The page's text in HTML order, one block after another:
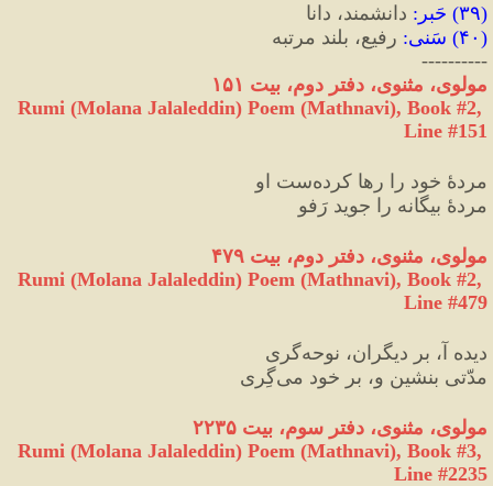
(۳۹) حَبر : دانشمند، دانا
( ۴۰) سَنی: رفیع، بلند مرتبه
----------
مولوی، مثنوی، دفتر دوم، بیت ۱۵۱
Rumi (Molana Jalaleddin) Poem (Mathnavi), Book #2,
Line #151
مردهٔ خود را رها کرده‌ست او
مردهٔ بیگانه را جوید رَفو
مولوی، مثنوی، دفتر دوم، بیت ۴۷۹
Rumi (Molana Jalaleddin) Poem (Mathnavi), Book #2,
Line #479
دیده آ، بر دیگران، نوحه‌گری
مدّتی بنشین و، بر خود می‌گِری
مولوی، مثنوی، دفتر سوم، بیت ۲۲۳۵
Rumi (Molana Jalaleddin) Poem (Mathnavi), Book #3,
Line #2235